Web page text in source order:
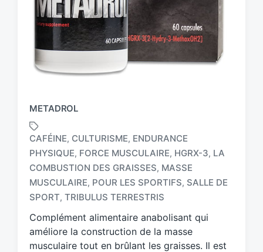
METADROL
T
a
g
e
d
w
CAFÉINE, CULTURISME, ENDURANCE
PHYSIQUE, FORCE MUSCULAIRE, HGRX-3, LA
COMBUSTION DES GRAISSES, MASSE
MUSCULAIRE, POUR LES SPORTIFS, SALLE DE
SPORT, TRIBULUS TERRESTRIS
Complément alimentaire anabolisant qui
améliore la construction de la masse
musculaire tout en brûlant les graisses. Il est